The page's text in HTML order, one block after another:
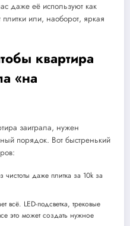
даже её используют как
или, наоборот, яркая
квартира
«на
заиграла, нужен
порядок. Вот быстренький
даже плитка за 10k за
всё. LED-подсветка, трековые
это может создать нужное